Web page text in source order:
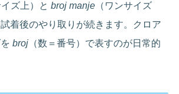
イズ上）とbroj manje （ワンサイズ
着後のやり取りが続きます。クロア
をbroj （数＝番号）で表すのが日常的